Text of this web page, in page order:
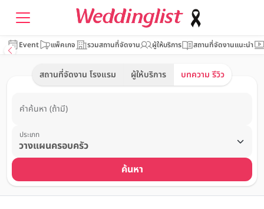
Event แพ็คเกจ รวมสถานที่จัดงาน ผู้ให้บริการ สถานที่จัดงานแนะนำ
สถานที่จัดงาน โรงแรม ผู้ให้บริการ บทความ รีวิว
คำค้นหา (ถ้ามี)
ประเภท
ค้นหา